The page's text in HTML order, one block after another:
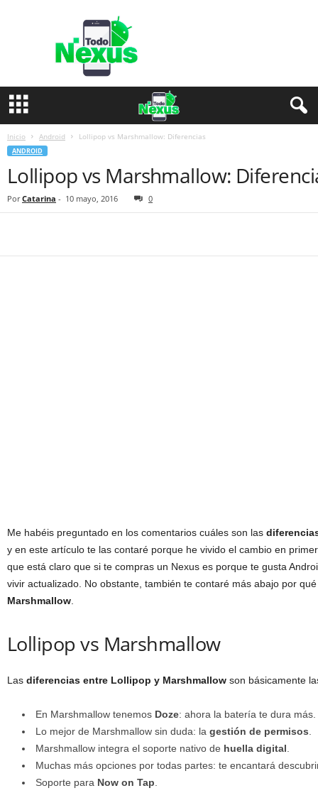
e
Inicio Android Lollipop vs Marshmallow: Diferencias
ANDROID
Lollipop vs Marshmallow:
Por Catarina - 10 mayo, 2016 0
Me habéis preguntado en los comentarios cuáles son las
y en este artículo te las contaré porque he vivido el cambio en
que está claro que si te compras un Nexus es porque te gusta
vivir actualizado. No obstante, también te contaré más abajo por
Marshmallow.
Lollipop vs Marshmallow
Las diferencias entre Lollipop y Marshmallow son básicamente
En Marshmallow tenemos Doze: ahora la batería te dura más.
Lo mejor de Marshmallow sin duda: la gestión de permisos.
Marshmallow integra el soporte nativo de huella digital.
Muchas más opciones por todas partes: te encantará
Soporte para Now on Tap.